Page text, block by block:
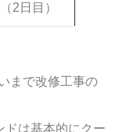
2日目）
まで改修工事の
は基本的にクー